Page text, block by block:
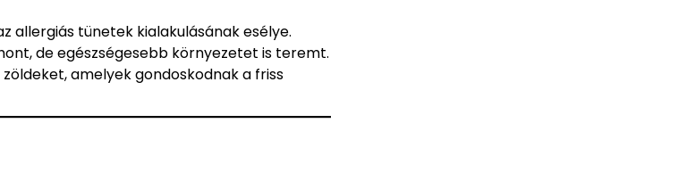
allergiás tünetek kialakulásának esélye.
de egészségesebb környezetet is teremt.
amelyek gondoskodnak a friss